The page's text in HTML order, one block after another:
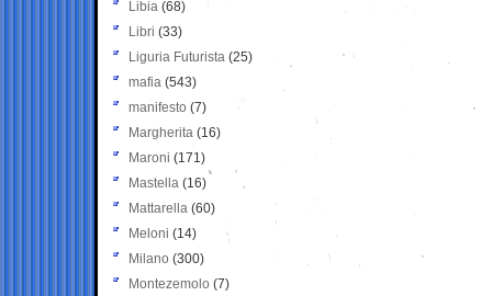
Libia (68)
Libri (33)
Liguria Futurista (25)
mafia (543)
manifesto (7)
Margherita (16)
Maroni (171)
Mastella (16)
Mattarella (60)
Meloni (14)
Milano (300)
Montezemolo (7)